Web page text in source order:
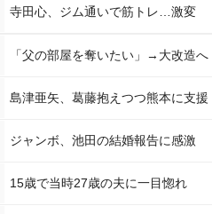
寺田心、ジム通いで筋トレ…激変
「父の部屋を奪いたい」→大改造へ
島津亜矢、葛藤抱えつつ熊本に支援
ジャンボ、池田の結婚報告に感激
15歳で当時27歳の夫に一目惚れ